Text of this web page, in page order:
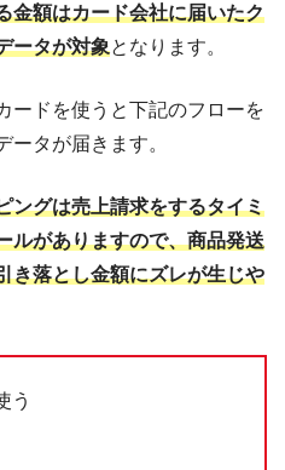
金額はカード会社に届いたク
ータが対象となります。
ードを使うと下記のフローを
ータが届きます。
ングは売上請求をするタイミ
ルがありますので、商品発送
き落とし金額にズレが生じや
う